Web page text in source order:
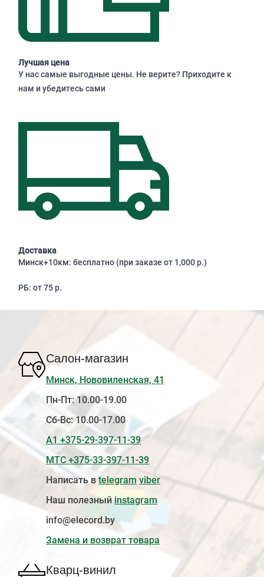
Лучшая цена
У нас самые выгодные цены. Не верите? Приходите к
нам и убедитесь сами
Доставка
Минск+10км: бесплатно (при заказе от 1,000 р.)
РБ: от 75 р.
Салон-магазин
Минск, Нововиленская, 41
Пн-Пт: 10.00-19.00
Сб-Вс: 10.00-17.00
А1 +375-29-397-11-39
МТС +375-33-397-11-39
Написать в telegram viber
Наш полезныйinstagram
info@elecord.by
Замена и возврат товара
Кварц-винил